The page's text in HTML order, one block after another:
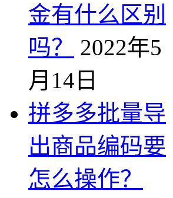
金有什么区别
吗？
2022年5
月14日
拼多多批量导
出商品编码要
怎么操作？